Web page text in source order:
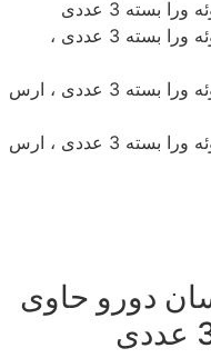
دورو حاوی